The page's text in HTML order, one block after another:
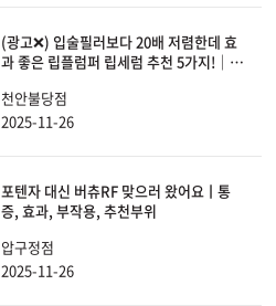
(광고❌) 입술필러보다 20배 저렴한데 효
과 좋은 립플럼퍼 립세럼 추천 5가지!｜립
립케어
천안불당점
2025-11-26
포텐자 대신 버츄RF 맞으러 왔어요ㅣ통
증, 효과, 부작용, 추천부위
압구정점
2025-11-26